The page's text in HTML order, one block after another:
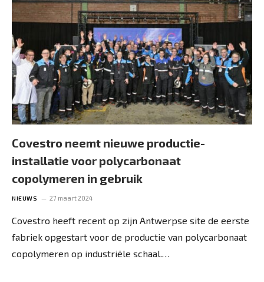
Covestro neemt nieuwe productie-
installatie voor polycarbonaat
copolymeren in gebruik
NIEUWS 27 maart 2024
Covestro heeft recent op zijn Antwerpse site de eerste
fabriek opgestart voor de productie van polycarbonaat
copolymeren op industriële schaal.…